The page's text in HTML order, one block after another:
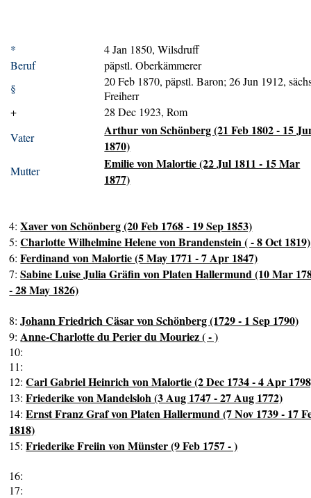
*
4 Jan 1850, Wilsdruff
Beruf
päpstl. Oberkämmerer
§
20 Feb 1870, päpstl. Baron; 26 Jun 1912,
Freiherr
+
28 Dec 1923, Rom
Vater
Arthur von Schönberg (21 Feb 1802 - 15
1870)
Mutter
Emilie von Malortie (22 Jul 1811 - 15 Mar
1877)
4:Xaver von Schönberg (20 Feb 1768 - 19 Sep 1853)
5:Charlotte Wilhelmine Helene von Brandenstein ( - 8 Oct 1819)
6:Ferdinand von Malortie (5 May 1771 - 7 Apr 1847)
7:Sabine Luise Julia Gräfin von Platen Hallermund (10 Mar
- 28 May 1826)
8:Johann Friedrich Cäsar von Schönberg (1729 - 1 Sep 1790)
9:Anne-Charlotte du Perier du Mouriez ( - )
10:
11:
12:Carl Gabriel Heinrich von Malortie (2 Dec 1734 - 4 Apr
13:Friederike von Mandelsloh (3 Aug 1747 - 27 Aug 1772)
14:Ernst Franz Graf von Platen Hallermund (7 Nov 1739 - 17
1818)
15:Friederike Freiin von Münster (9 Feb 1757 - )
16:
17: